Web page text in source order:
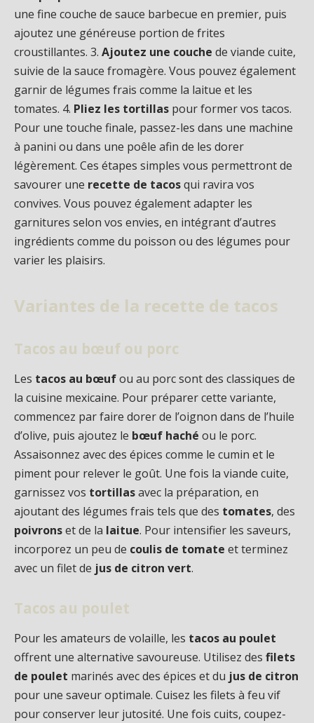
une fine couche de sauce barbecue en premier, puis
ajoutez une généreuse portion de frites
croustillantes. 3. Ajoutez une couche de viande cuite,
suivie de la sauce fromagère. Vous pouvez également
garnir de légumes frais comme la laitue et les
tomates. 4. Pliez les tortillas pour former vos tacos.
Pour une touche finale, passez-les dans une machine
à panini ou dans une poêle afin de les dorer
légèrement. Ces étapes simples vous permettront de
savourer une recette de tacosqui ravira vos
convives. Vous pouvez également adapter les
garnitures selon vos envies, en intégrant d’autres
ingrédients comme du poisson ou des légumes pour
varier les plaisirs.
Variantes de la recette de tacos
Tacos au bœuf ou porc
Les tacos au bœufou au porc sont des classiques de
la cuisine mexicaine. Pour préparer cette variante,
commencez par faire dorer de l’oignon dans de l’huile
d’olive, puis ajoutez le bœuf haché ou le porc.
Assaisonnez avec des épices comme le cumin et le
piment pour relever le goût. Une fois la viande cuite,
garnissez vos tortillasavec la préparation, en
ajoutant des légumes frais tels que des tomates, des
poivronset de la laitue. Pour intensifier les saveurs,
incorporez un peu de coulis de tomate et terminez
avec un filet de jus de citron vert.
Tacos au poulet
Pour les amateurs de volaille, les tacos au poulet
offrent une alternative savoureuse. Utilisez des filets
de poulet marinés avec des épices et du jus de citron
pour une saveur optimale. Cuisez les filets à feu vif
pour conserver leur jutosité. Une fois cuits, coupez-